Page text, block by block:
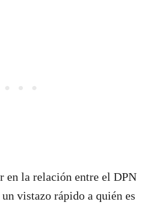
en la relación entre el DPN
vistazo rápido a quién es